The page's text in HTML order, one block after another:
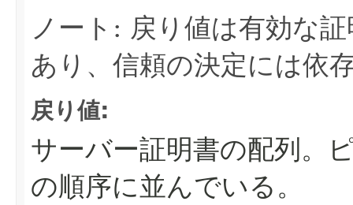
ノート: 戻り値は有効な
あり、信頼の決定には依
戻り値:
サーバー証明書の配列。
の順序に並んでいる。